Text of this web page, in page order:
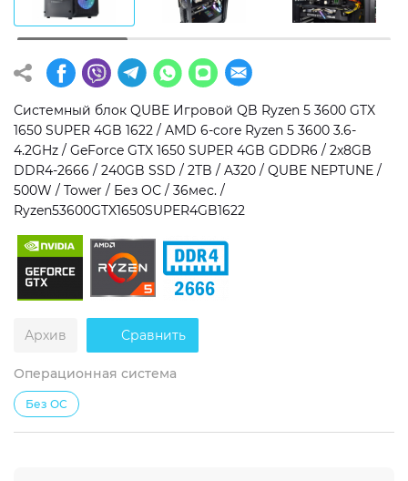
Операционная система
Windows 11 Home
Windows 11 Pro
Без ОС
Тип накопителя
SSD
HDD
SSD + HDD
Дополнительно
RGB-подсветка
Разблокированный множитель CPU
Сверхбыстрый M.2 SSD NVME
Системный блок QUBE Игровой QB Ryzen 5 3600 GTX
1650 SUPER 4GB 1622 / AMD 6-core Ryzen 5 3600 3.6-
4.2GHz / GeForce GTX 1650 SUPER 4GB GDDR6 / 2x8GB
DDR4-2666 / 240GB SSD / 2TB / A320 / QUBE NEPTUNE /
500W / Tower / Без ОС / 36мес. /
Ryzen53600GTX1650SUPER4GB1622
Архив Сравнить
Операционная система
Без ОС